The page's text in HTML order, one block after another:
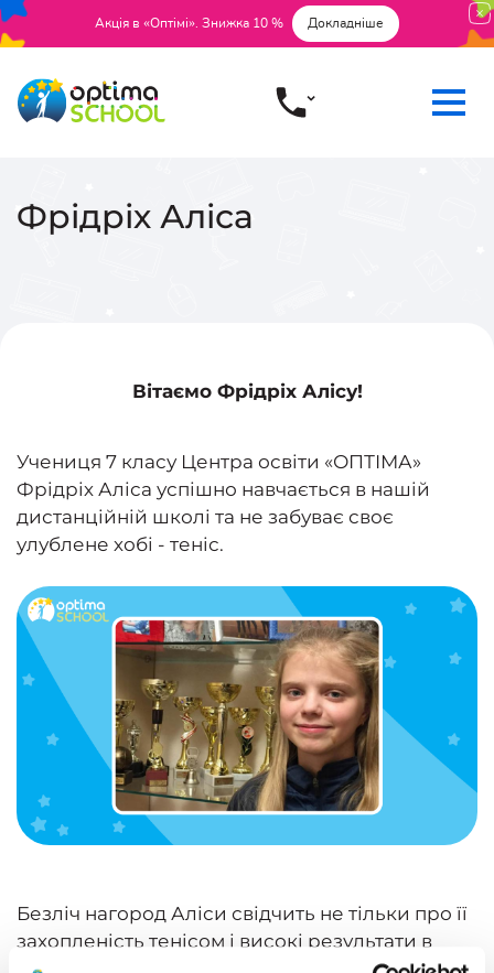
Акція в «Оптімі». Знижка 10 % Докладніше
Фрідріх Аліса
Вітаємо Фрідріх Алісу!
Учениця 7 класу Центра освіти «ОПТІМА»
Фрідріх Аліса успішно навчається в нашій
дистанційній школі та не забуває своє
улублене хобі - теніс.
Безліч нагород Аліси свідчить не тільки про її
захопленість тенісом і високі результати в